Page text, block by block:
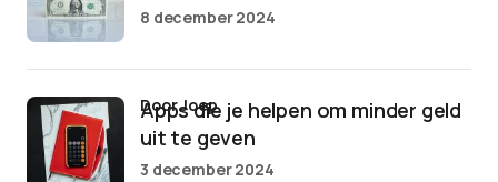
8 december 2024
Apps die je helpen om minder geld
uit te geven
door Joep
3 december 2024